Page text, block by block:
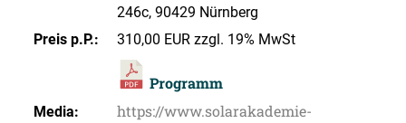
246c, 90429 Nürnberg
Preis p.P.:
310,00 EUR zzgl. 19% MwSt
Programm
Media:
https://www.solarakademie-